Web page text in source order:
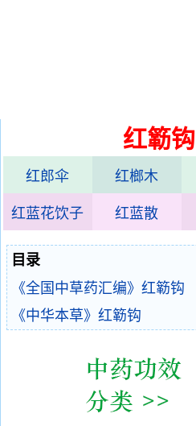
红簕钩
红郎伞 红榔木
红蓝花饮子 红蓝散
目录
《全国中草药汇编》红簕钩
《中华本草》红簕钩